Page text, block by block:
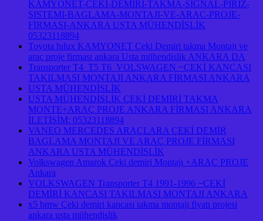
KAMYONET-CEKI-DEMIRI-TAKMA-SIGNAL-PIRIZ-
SISTEMI-BAGLAMA-MONTAJI-VE-ARAC-PROJE-
FİRMASI-ANKARA USTA MÜHENDİSLİK
05323118894
Toyota hılux KAMYONET Çeki Demiri takma Montajı ve
araç proje firması ankara Usta mühendislik ANKARA DA
Transporter T4 T5 T6 VOLSWAGEN ~ÇEKİ KANCASI
TAKILMASI MONTAJI ANKARA FİRMASI ANKARA
USTA MÜHENDİSLİK
USTA MÜHENDİSLİK ÇEKİ DEMİRİ TAKMA
MONTE+ARAÇ PROJE ANKARA FİRMASI ANKARA
İLETİŞİM: 05323118894
VANEO MERCEDES ARAÇLARA ÇEKİ DEMİR
BAGLAMA MONTAJI VE ARAÇ PROJE FİRMASI
ANKARA USTA MÜHENDİSLİK
Volkswagen Amarok Çeki demiri Montajı +ARAÇ PROJE
Ankara
VOLKSWAGEN Transporter T4 1991-1996 ~ÇEKİ
DEMİRİ KANCASI TAKILMASI MONTAJI ANKARA
x5 bmw Çeki demiri kancası takma montajı fiyatı projesi
ankara usta mühendislik